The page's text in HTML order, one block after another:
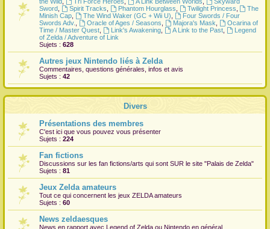
Sword
Spirit Tracks Phantom Hourglass Twilight Princess
The
Minish Cap
The Wind Waker (GC + Wii U)
Four Swords / Four
Swords Adv.
Oracle of Ages / Seasons Majora's Mask
Ocarina of
Time / Master Quest
Link's Awakening, A Link to the Past,
Legend
of Zelda / Adventure of Link
Sujets : 628
Autres jeux Nintendo liés à Zelda
Commentaires, questions générales, infos et avis
Sujets : 42
Divers
Présentations des membres
C'est ici que vous pouvez vous présenter
Sujets : 224
Fan fictions
Discussions sur les fan fictions/arts qui sont SUR le site "Palais de Zelda"
Sujets : 81
Jeux Zelda amateurs
Tout ce qui concernent les jeux ZELDA amateurs
Sujets : 60
News zeldaesques
News en rapport avec Legend of Zelda ou Nintendo en général